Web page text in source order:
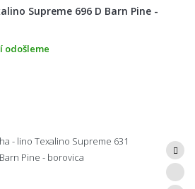
Supreme 696 D Barn Pine -
odošleme